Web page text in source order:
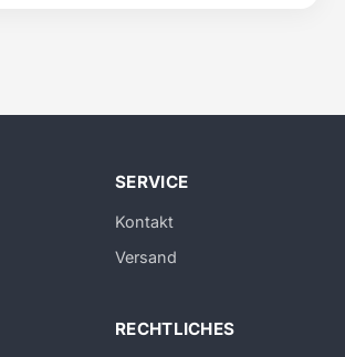
SERVICE
Kontakt
Versand
RECHTLICHES